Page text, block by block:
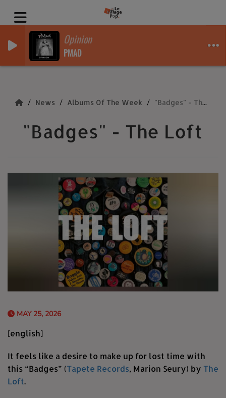
Opinion
PMAD
News Albums Of The Week "Badges" - The Loft
"Badges" - The Loft
MAY 25, 2026
[english]
It feels like a desire to make up for lost time with
this “Badges” (Tapete Records, Marion Seury) by The
Loft.